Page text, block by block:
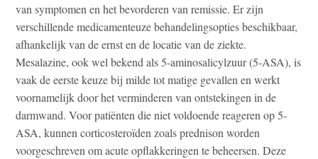
van symptomen en het bevorderen van remissie. Er zijn
verschillende medicamenteuze behandelingsopties beschikbaar,
afhankelijk van de ernst en de locatie van de ziekte.
Mesalazine, ook wel bekend als 5-aminosalicylzuur (5-ASA), is
vaak de eerste keuze bij milde tot matige gevallen en werkt
voornamelijk door het verminderen van ontstekingen in de
darmwand. Voor patiënten die niet voldoende reageren op 5-
ASA, kunnen corticosteroïden zoals prednison worden
voorgeschreven om acute opflakkeringen te beheersen. Deze